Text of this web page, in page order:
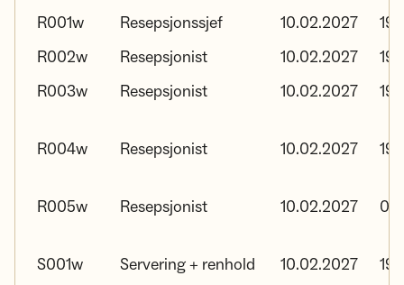
R001w
Resepsjonssjef 10.02.2027
R002w
Resepsjonist 10.02.2027
R003w
Resepsjonist 10.02.2027
R004w Resepsjonist 10.02.2027
R005w Resepsjonist 10.02.2027
S001w Servering + renhold 10.02.2027